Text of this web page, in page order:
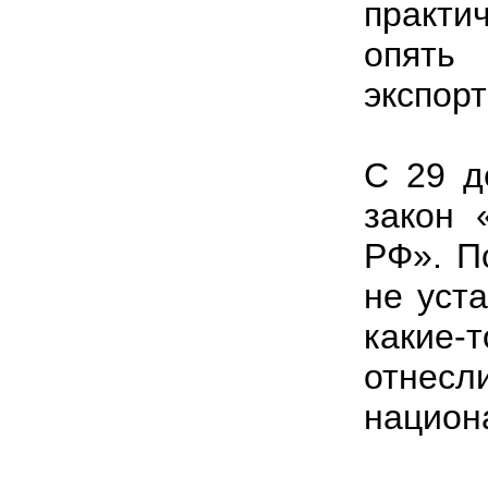
опять
С 29
закон
РФ».
не